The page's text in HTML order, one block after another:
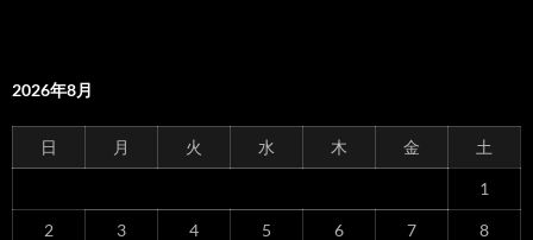
2026年8月
日 月 火 水 木 金 土
1
2 3 4 5 6 7 8